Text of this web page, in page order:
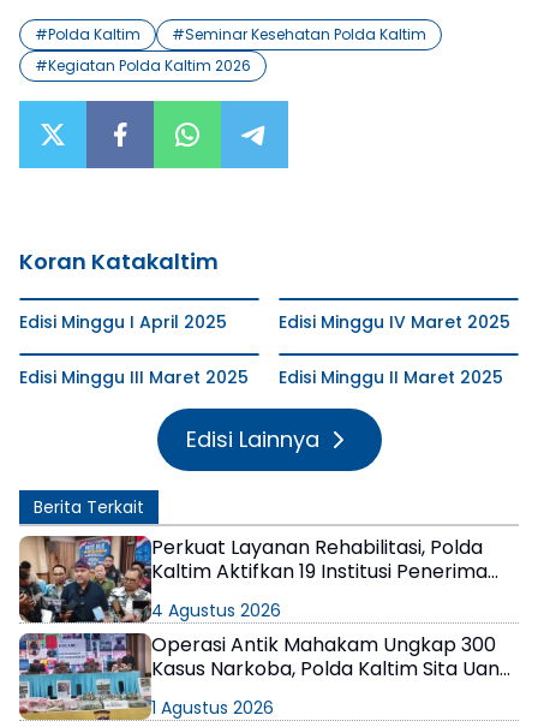
#Polda Kaltim #Seminar Kesehatan Polda Kaltim
#Kegiatan Polda Kaltim 2026
Koran Katakaltim
Edisi Minggu I April 2025 Edisi Minggu IV Maret 2025
Edisi Minggu III Maret 2025 Edisi Minggu II Maret 2025
Edisi Lainnya
Berita Terkait
Perkuat Layanan Rehabilitasi, Polda
Kaltim Aktifkan 19 Institusi Penerima
4 Agustus 2026
Operasi Antik Mahakam Ungkap 300
Kasus Narkoba, Polda Kaltim Sita Uang
1 Agustus 2026